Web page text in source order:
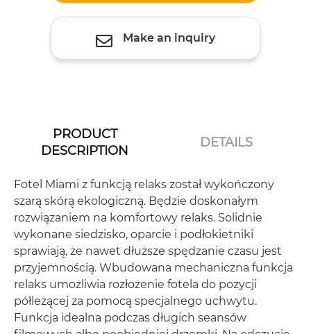
Make an inquiry
PRODUCT
DESCRIPTION
DETAILS
Fotel Miami z funkcją relaks został wykończony
szarą skórą ekologiczną. Będzie doskonałym
rozwiązaniem na komfortowy relaks. Solidnie
wykonane siedzisko, oparcie i podłokietniki
sprawiają, że nawet dłuższe spędzanie czasu jest
przyjemnością. Wbudowana mechaniczna funkcja
relaks umożliwia rozłożenie fotela do pozycji
półleżącej za pomocą specjalnego uchwytu.
Funkcja idealna podczas długich seansów